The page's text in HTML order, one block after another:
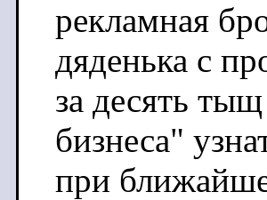
рекламная
дяденька с
за десять
бизнеса"
при